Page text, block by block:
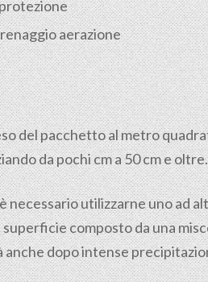
aerazione
del pacchetto al metro
da pochi cm a 50 cm e oltre.
necessario utilizzarne uno ad
composto da una
dopo intense